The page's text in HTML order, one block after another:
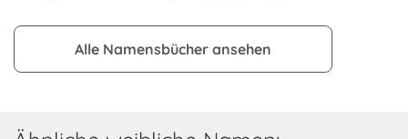
Alle Namensbücher ansehen